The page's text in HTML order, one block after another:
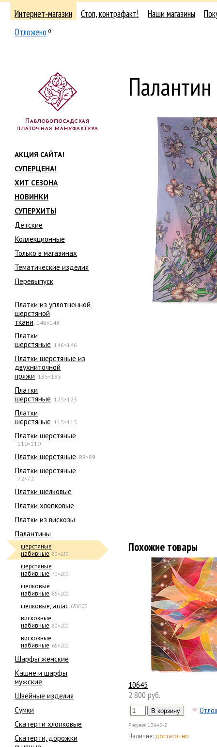
Интернет-магазин Стоп, контрафакт! Наши магазины
Отложено 0
АКЦИЯ САЙТА!
СУПЕРЦЕНА!
ХИТ СЕЗОНА
НОВИНКИ
СУПЕРХИТЫ
Детские
Коллекционные
Только в магазинах
Тематические изделия
Перевыпуск
Платки из уплотненной
шерстяной
ткани 148×148
Платки
шерстяные 146×146
Платки шерстяные из
двухниточной
пряжи 135×135
Платки
шерстяные 125×125
Платки
шерстяные 115×115
Платки шерстяные
110×110
Платки шерстяные 89×89
Платки шерстяные
72×72
Платки шелковые
Платки хлопковые
Платки из вискозы
Палантины
шерстяные
набивные 80×230
шерстяные
набивные 70×200
шелковые
набивные 85×200
шелковые, атлас 65х200
вискозные
набивные 80×200
вискозные
набивные 65×200
Шарфы женские
Кашне и шарфы
мужские
Швейные изделия
Сумки
Скатерти хлопковые
Скатерти, дорожки
Похожие товары
10645
2 800 руб.
Рисунок 10645-2
Наличие: достаточно